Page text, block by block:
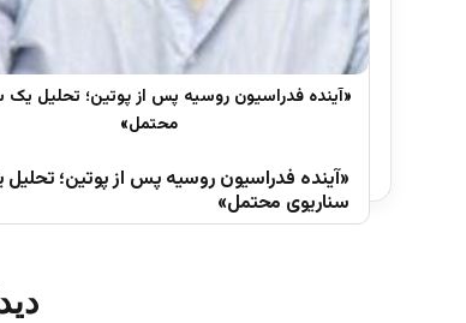
«آینده فدراسیون روسیه پس از پوتین؛
سناریوی محتمل»